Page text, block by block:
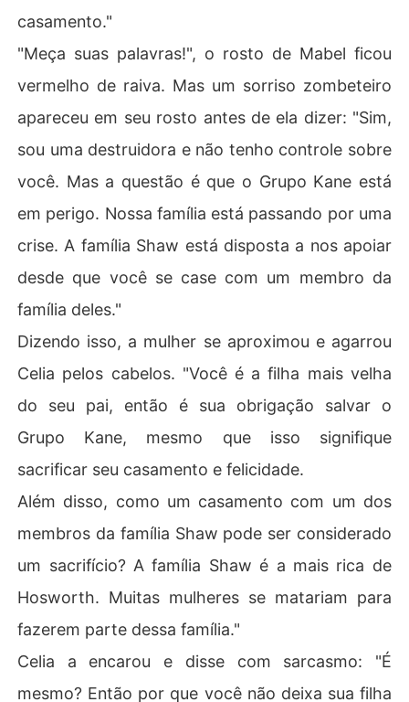
casamento."
"Meça suas palavras!", o rosto de Mabel ficou
vermelho de raiva. Mas um sorriso zombeteiro
apareceu em seu rosto antes de ela dizer: "Sim,
sou uma destruidora e não tenho controle sobre
você. Mas a questão é que o Grupo Kane está
em perigo. Nossa família está passando por uma
crise. A família Shaw está disposta a nos apoiar
desde que você se case com um membro da
família deles."
Dizendo isso, a mulher se aproximou e agarrou
Celia pelos cabelos. "Você é a filha mais velha
do seu pai, então é sua obrigação salvar o
Grupo Kane, mesmo que isso signifique
sacrificar seu casamento e felicidade.
Além disso, como um casamento com um dos
membros da família Shaw pode ser considerado
um sacrifício? A família Shaw é a mais rica de
Hosworth. Muitas mulheres se matariam para
fazerem parte dessa família."
Celia a encarou e disse com sarcasmo: "É
mesmo? Então por que você não deixa sua filha